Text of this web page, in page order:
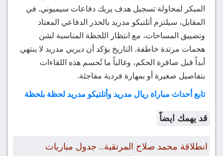
المبكر لمحاولة تسجيل هدف يربك دفاعات سيميوني. في
المقابل، سيلتزم أتلتيكو مدريد بالحذر الدفاعي المعتاد
وتضييق المساحات، مع انتظار اللحظة المناسبة لشن
هجمات مرتدة خاطفة. التاريخ يؤكد أن ديربي مدريد لا ينتهي
أبداً قبل صافرة الحكم، وغالباً ما تُحسم هذه اللقاءات
بتفاصيل صغيرة أو بمهارة فردية مفاجئة.
تابع أحداث مباراة ريال مدريد وأتلتيكو مدريد لحظة بلحظة
قد يهمك ايضاً
انطلاقة محمد صلاح المرتقبة.. جدول مباريات